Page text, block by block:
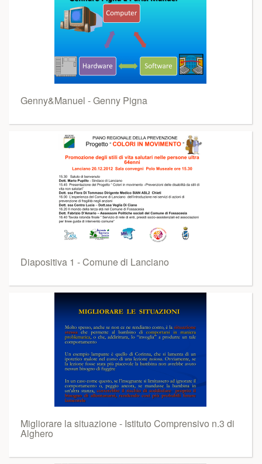
Genny&Manuel - Genny Pigna
Diapositiva 1 - Comune di Lanciano
Migliorare la situazione - Istituto Comprensivo n.3 di
Alghero